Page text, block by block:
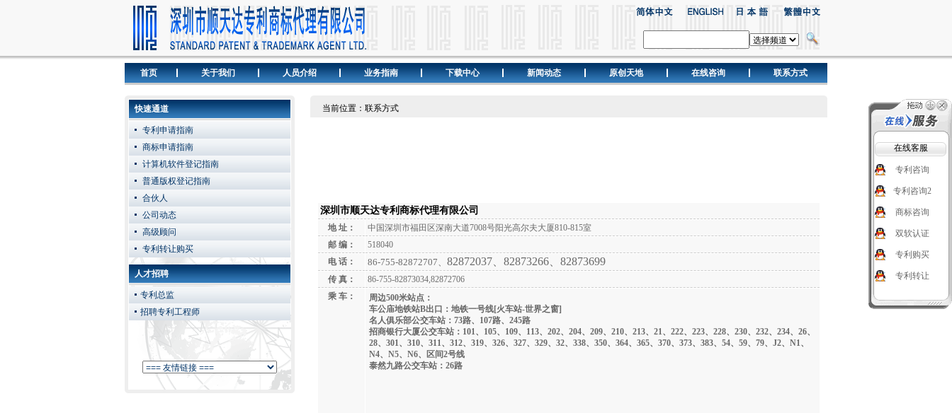
首页 关于我们 人员介绍 业务指南 下载中心 新闻动态 原创天地 在线咨询 联系方式
快速通道
专利申请指南
商标申请指南
计算机软件登记指南
普通版权登记指南
合伙人
公司动态
高级顾问
专利转让购买
人才招聘
专利总监
招聘专利工程师
当前位置：联系方式
深圳市顺天达专利商标代理有限公司
地 址：
中国深圳市福田区深南大道7008号阳光高尔夫大厦810-815室
邮 编：
518040
电 话：
86-755-82872707、 82872037、82873266、82873699
传 真：
86-755-82873034,82872706
乘 车：
周边500米站点：
车公庙地铁站B出口：地铁一号线[火车站-世界之窗]
名人俱乐部公交车站：73路、107路、245路
招商银行大厦公交车站：101、105、109、113、202、204、209、210、213、21、222、223、228、230、232、234、26、
28、301、310、311、312、319、326、327、329、32、338、350、364、365、370、373、383、54、59、79、J2、N1、
N4、N5、N6、区间2号线
泰然九路公交车站：26路
在线客服
专利咨询
专利咨询2
商标咨询
双软认证
专利购买
专利转让